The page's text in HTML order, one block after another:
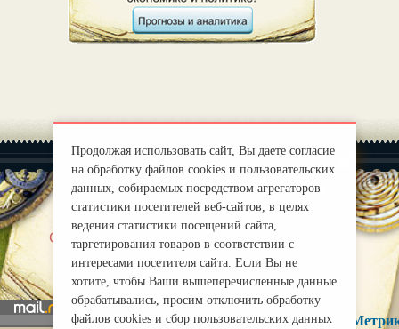
О нас |
Правила
mirprognoz@mail.ru
Продолжая использовать сайт, Вы даете согласие
на обработку файлов cookies и пользовательских
данных, собираемых посредством агрегаторов
статистики посетителей веб-сайтов, в целях
ведения статистики посещений сайта,
таргетирования товаров в соответствии с
интересами посетителя сайта. Если Вы не
хотите, чтобы Ваши вышеперечисленные данные
обрабатывались, просим отключить обработку
файлов cookies и сбор пользовательских данных